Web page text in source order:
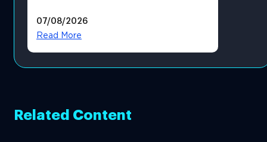
โดยตรง
07/08/2026
Read More
Related Content